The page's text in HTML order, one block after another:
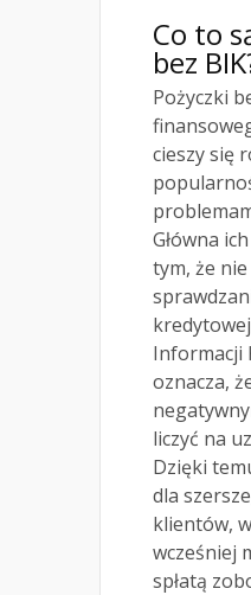
Co to
bez
Pożyczki
cieszy się
Główna
tym, że
Informacji
oznacza,
liczyć na
Dzięki
dla
klientów,
wcześniej
spłatą